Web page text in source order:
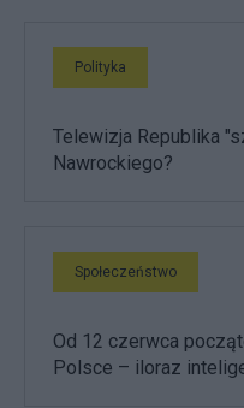
Polityka
Telewizja Republika
Nawrockiego?
Społeczeństwo
Od 12 czerwca
Polsce – iloraz